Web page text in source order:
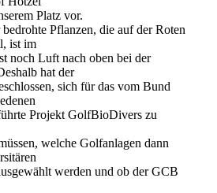
Platz vor.
Pflanzen, die auf der Roten
ist im
noch Luft nach oben bei der
hat der
sich für das vom Bund
Projekt GolfBioDivers zu
welche Golfanlagen dann
werden und ob der GCB